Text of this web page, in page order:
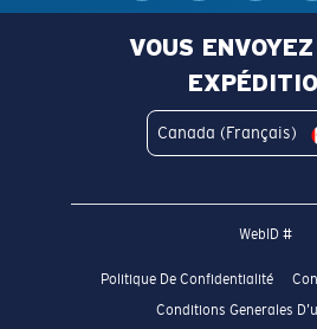
VOUS
Canada (Français)
WebID #
Politique De Confidentialité
Conditions Generales